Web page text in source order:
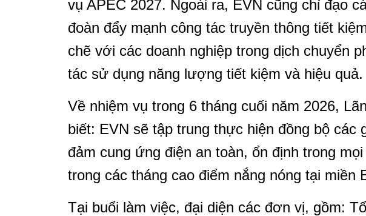
vụ APEC 2027. Ngoài ra, EVN cũng chỉ đạo
đoàn đẩy mạnh công tác truyền thông tiết
chẽ với các doanh nghiệp trong dịch chuyển
tác sử dụng năng lượng tiết kiệm và hiệu quả.
Về nhiệm vụ trong 6 tháng cuối năm 2026,
biết: EVN sẽ tập trung thực hiện đồng bộ các
đảm cung ứng điện an toàn, ổn định trong
trong các tháng cao điểm nắng nóng tại miền
Tại buổi làm việc, đại diện các đơn vị, gồm: